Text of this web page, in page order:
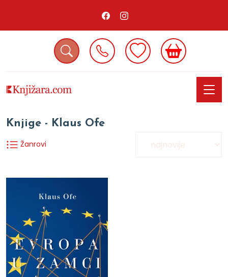
Knjige - Klaus Ofe
Žanrovi